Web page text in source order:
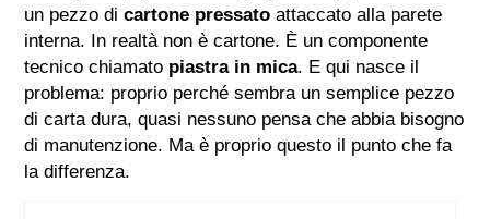
un pezzo dicartone pressato attaccato alla parete
interna. In realtà non è cartone. È un componente
tecnico chiamato piastra in mica. E qui nasce il
problema: proprio perché sembra un semplice pezzo
di carta dura, quasi nessuno pensa che abbia bisogno
di manutenzione. Ma è proprio questo il punto che fa
la differenza.